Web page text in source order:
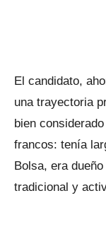
El candidato,
una trayectoria
bien
francos: tenía
Bolsa, era
tradicional y